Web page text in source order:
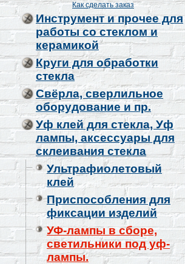
Как сделать заказ
Инструмент и прочее для
работы со стеклом и
керамикой
Круги для обработки
стекла
Свёрла, сверлильное
оборудование и пр.
Уф клей для стекла, Уф
лампы, аксессуары для
склеивания стекла
Ультрафиолетовый
клей
Приспособления для
фиксации изделий
УФ-лампы в сборе,
светильники под уф-
лампы.